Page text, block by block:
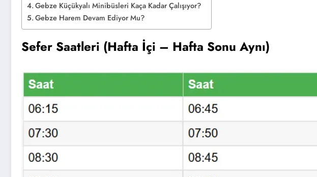
Gebze Küçükyalı Minibüsleri Kaça Kadar Çalışıyor?
Gebze Harem Devam Ediyor Mu?
Sefer Saatleri (Hafta İçi – Hafta Sonu Aynı)